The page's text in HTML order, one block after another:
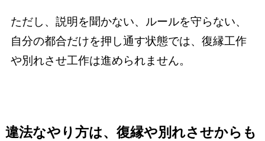
ただし、説明を聞かない、ルールを守らない、
自分の都合だけを押し通す状態では、復縁工作
や別れさせ工作は進められません。
違法なやり方は、復縁や別れさせからも